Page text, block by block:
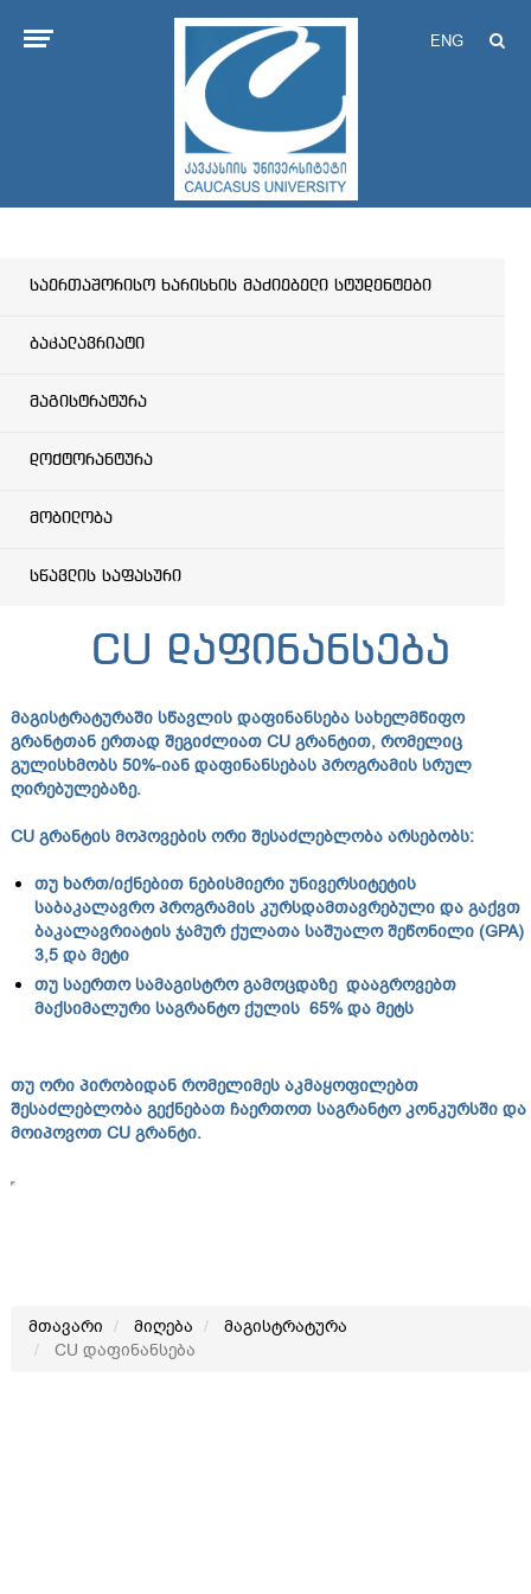
ENG
საერთაშორისო ხარისხის მაძიებელი სტუდენტები
ბაკალავრიატი
მაგისტრატურა
დოქტორანტურა
მობილობა
სწავლის საფასური
CU დაფინანსება
მაგისტრატურაში სწავლის დაფინანსება სახელმწიფო
გრანტთან ერთად შეგიძლიათ CU გრანტით, რომელიც
გულისხმობს 50%-იან დაფინანსებას პროგრამის სრულ
ღირებულებაზე.
CU გრანტის მოპოვების ორი შესაძლებლობა არსებობს:
თუ ხართ/იქნებით ნებისმიერი უნივერსიტეტის
საბაკალავრო პროგრამის კურსდამთავრებული და გაქვთ
ბაკალავრიატის ჯამურ ქულათა საშუალო შეწონილი (GPA)
3,5 და მეტი
თუ საერთო სამაგისტრო გამოცდაზე დააგროვებთ
მაქსიმალური საგრანტო ქულის 65% და მეტს
თუ ორი პირობიდან რომელიმეს აკმაყოფილებთ
შესაძლებლობა გექნებათ ჩაერთოთ საგრანტო კონკურსში და
მოიპოვოთ CU გრანტი.
მთავარი მიღება
მაგისტრატურა
CU დაფინანსება